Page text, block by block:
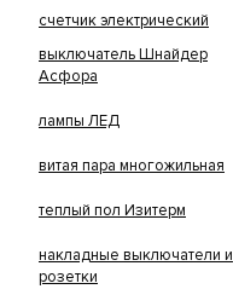
счетчик электрический
выключатель Шнайдер
Асфора
лампы ЛЕД
витая пара многожильная
теплый пол Изитерм
накладные выключатели и
розетки